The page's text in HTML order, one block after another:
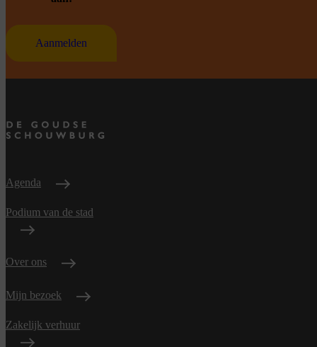
Aanmelden
Agenda
Podium van de stad
Over ons
Mijn bezoek
Zakelijk verhuur